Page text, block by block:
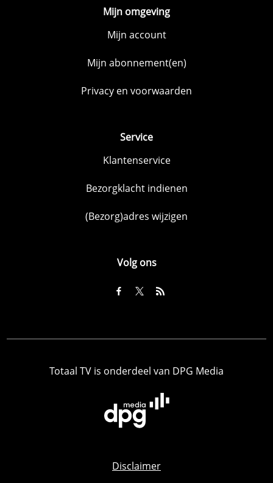
Mijn omgeving
Mijn account
Mijn abonnement(en)
Privacy en voorwaarden
Service
Klantenservice
Bezorgklacht indienen
(Bezorg)adres wijzigen
Volg ons
Totaal TV is onderdeel van DPG Media
Disclaimer